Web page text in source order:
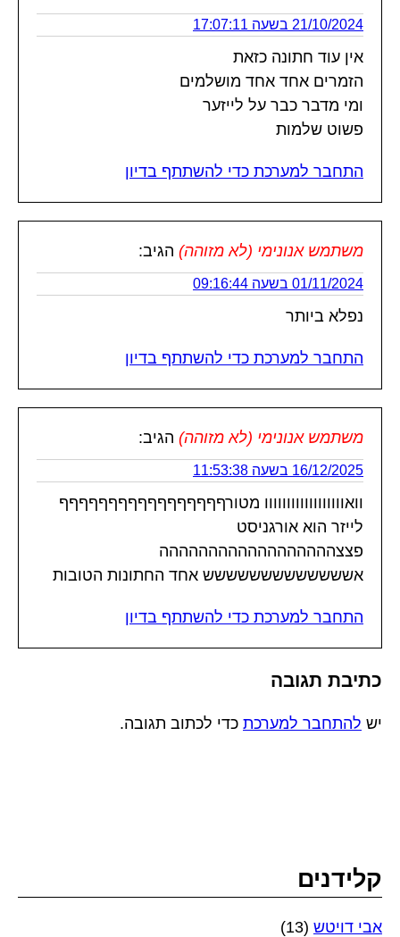
21/10/2024 בשעה 17:07:11
אין עוד חתונה כזאת
הזמרים אחד אחד מושלמים
ומי מדבר כבר על לייזער
פשוט שלמות
התחבר למערכת כדי להשתתף בדיון
משתמש אנונימי (לא מזוהה) הגיב:
01/11/2024 בשעה 09:16:44
נפלא ביותר
התחבר למערכת כדי להשתתף בדיון
משתמש אנונימי (לא מזוהה) הגיב:
16/12/2025 בשעה 11:53:38
וואוווווווווווווווווו מטורףףףףףףףףףףףףףףףףף
לייזר הוא אורגניסט
פצצהההההההההההההההההה
אששששששששששששש אחד החתונות הטובות
התחבר למערכת כדי להשתתף בדיון
כתיבת תגובה
יש להתחבר למערכת כדי לכתוב תגובה.
קלידנים
אבי דויטש (13)